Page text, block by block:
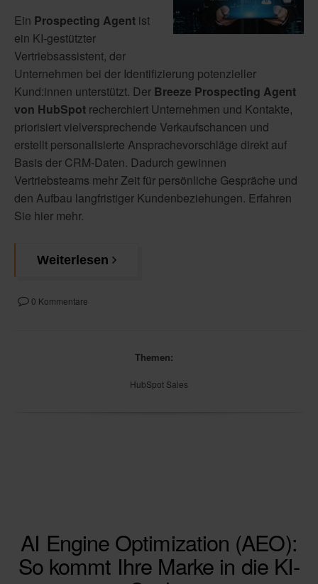
Ein Prospecting Agent ist
ein KI-gestützter
Vertriebsassistent, der
Unternehmen bei der Identifizierung potenzieller
Kund:innen unterstützt. Der Breeze Prospecting Agent
von HubSpot recherchiert Unternehmen und Kontakte,
priorisiert vielversprechende Verkaufschancen und
erstellt personalisierte Ansprachevorschläge direkt auf
Basis der CRM-Daten. Dadurch gewinnen
Vertriebsteams mehr Zeit für persönliche Gespräche und
den Aufbau langfristiger Kundenbeziehungen. Erfahren
Sie hier mehr.
Weiterlesen
0 Kommentare
Themen:
HubSpot Sales
AI Engine Optimization (AEO):
So kommt Ihre Marke in die KI-